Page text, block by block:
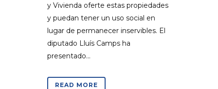
y Vivienda oferte estas propiedades
y puedan tener un uso social en
lugar de permanecer inservibles. El
diputado Lluís Camps ha
presentado...
READ MORE